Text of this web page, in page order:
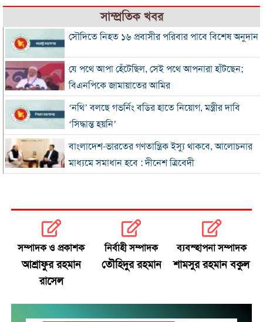
সাম্প্রতিক খবর
সৌদিতে নিহত ১৬ প্রবাসীর পরিবার পাবে বিশেষ অনুদান
যে পথে আপা হেঁটেছিল, সেই পথে আপনারা হাঁটছেন;
বিএনপিকে জামায়াতের আমির
‘নথি’ বলছে গভর্নিং বডির হাতে নিয়োগ, মন্ত্রীর দাবি
‘সিদ্ধান্ত হয়নি’
বাংলাদেশ-ভারতের গণতান্ত্রিক ইস্যু থাকবে, আলোচনার
মাধ্যমে সমাধান হবে : দীনেশ ত্রিবেদী
শিক্ষক নিয়োগে ম্যানেজিং কমিটির ক্ষমতা বাতিল চান
বাংলাদেশ-ভারত সম্পর্ক জোরদারে ‘ফ্রেশ স্টার্ট’ চান
শিক্ষক নিয়োগে ম্যানেজিং কমিটি, তথ্যকে ‘গুজব’
বললেন ছাত্রদল সভাপতি
সম্পাদক ও প্রকাশক
আশ্রাফুর রহমান
রাসেল
নির্বাহী সম্পাদক
তৌহিদুর রহমান
ব্যবস্হাপনা সম্পাদক
শামসুর রহমান বকুল